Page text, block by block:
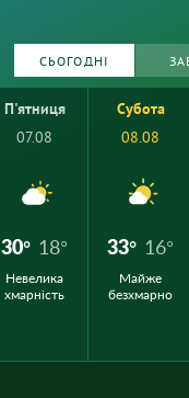
СЬОГОДНІ
П'ятниця
07.08
30° 18°
Невелика
хмарність
Субота
08.08
33° 16°
Майже
безхмарно